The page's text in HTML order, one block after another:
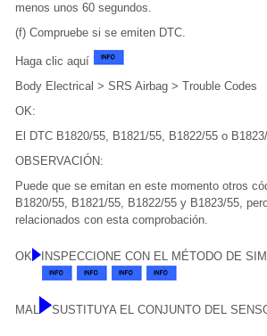
menos unos 60 segundos.
(f) Compruebe si se emiten DTC.
Haga clic aquí
Body Electrical > SRS Airbag > Trouble Codes
OK:
El DTC B1820/55, B1821/55, B1822/55 o
OBSERVACIÓN:
Puede que se emitan en este momento otros
B1820/55, B1821/55, B1822/55 y B1823/55,
relacionados con esta comprobación.
OK INSPECCIONE CON EL MÉTODO DE
MAL SUSTITUYA EL CONJUNTO DEL